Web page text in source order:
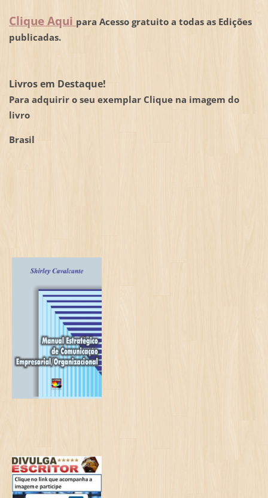
Clique Aqui para Acesso gratuito a todas as Edições
publicadas.
Livros em Destaque!
Para adquirir o seu exemplar Clique na imagem do
livro
Brasil